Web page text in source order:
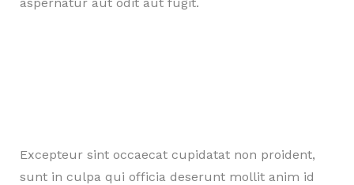
Excepteur sint occaecat cupidatat non proident,
sunt in culpa qui officia deserunt mollit anim id